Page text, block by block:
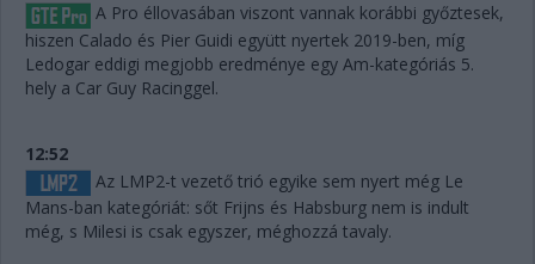
A Pro éllovasában viszont vannak korábbi győztesek,
hiszen Calado és Pier Guidi együtt nyertek 2019-ben, míg
Ledogar eddigi megjobb eredménye egy Am-kategóriás 5.
hely a Car Guy Racinggel.
12:52
Az LMP2-t vezető trió egyike sem nyert még Le
Mans-ban kategóriát: sőt Frijns és Habsburg nem is indult
még, s Milesi is csak egyszer, méghozzá tavaly.